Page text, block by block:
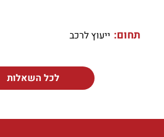
תחום: ייעוץ לרכב
לכל השאלות